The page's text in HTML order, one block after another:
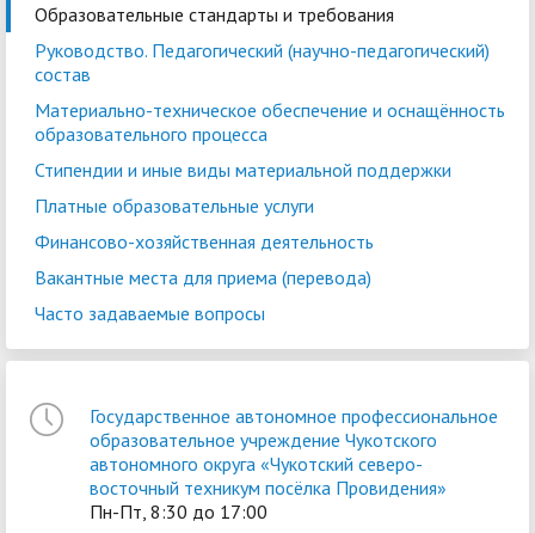
Образовательные стандарты и требования
Руководство. Педагогический (научно-педагогический)
состав
Материально-техническое обеспечение и оснащённость
образовательного процесса
Стипендии и иные виды материальной поддержки
Платные образовательные услуги
Финансово-хозяйственная деятельность
Вакантные места для приема (перевода)
Часто задаваемые вопросы
Государственное автономное профессиональное
образовательное учреждение Чукотского
автономного округа «Чукотский северо-
восточный техникум посёлка Провидения»
Пн-Пт, 8:30 до 17:00